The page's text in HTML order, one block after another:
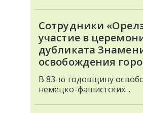
Сотрудники
участие в
дубликата
освобождения
В 83-ю годовщину
немецко-фашистских...